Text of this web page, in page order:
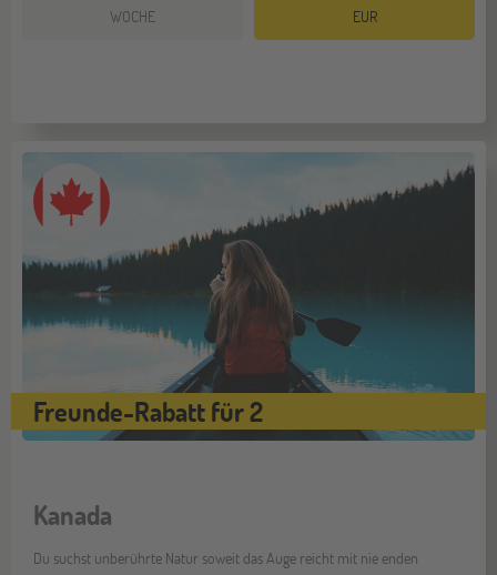
WOCHE EUR
Freunde-Rabatt für 2
Kanada
Du suchst unberührte Natur soweit das Auge reicht mit nie enden